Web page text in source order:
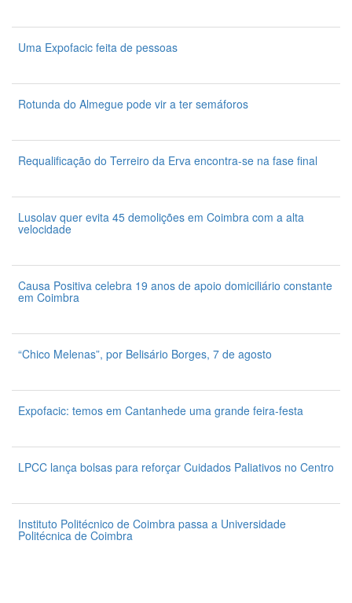
Uma Expofacic feita de pessoas
Rotunda do Almegue pode vir a ter semáforos
Requalificação do Terreiro da Erva encontra-se na fase final
Lusolav quer evita 45 demolições em Coimbra com a alta
velocidade
Causa Positiva celebra 19 anos de apoio domiciliário constante
em Coimbra
“Chico Melenas”, por Belisário Borges, 7 de agosto
Expofacic: temos em Cantanhede uma grande feira-festa
LPCC lança bolsas para reforçar Cuidados Paliativos no Centro
Instituto Politécnico de Coimbra passa a Universidade
Politécnica de Coimbra